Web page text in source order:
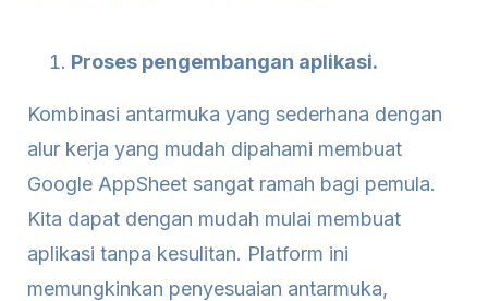
Proses pengembangan aplikasi.
Kombinasi antarmuka yang sederhana dengan
alur kerja yang mudah dipahami membuat
Google AppSheet sangat ramah bagi pemula.
Kita dapat dengan mudah mulai membuat
aplikasi tanpa kesulitan. Platform ini
memungkinkan penyesuaian antarmuka,